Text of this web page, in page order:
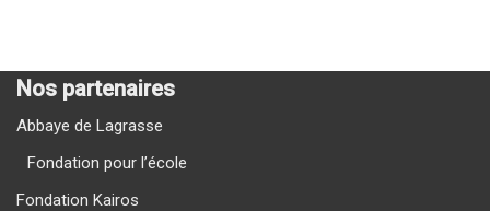
Nos partenaires
Abbaye de Lagrasse
Fondation pour l’école
Fondation Kairos